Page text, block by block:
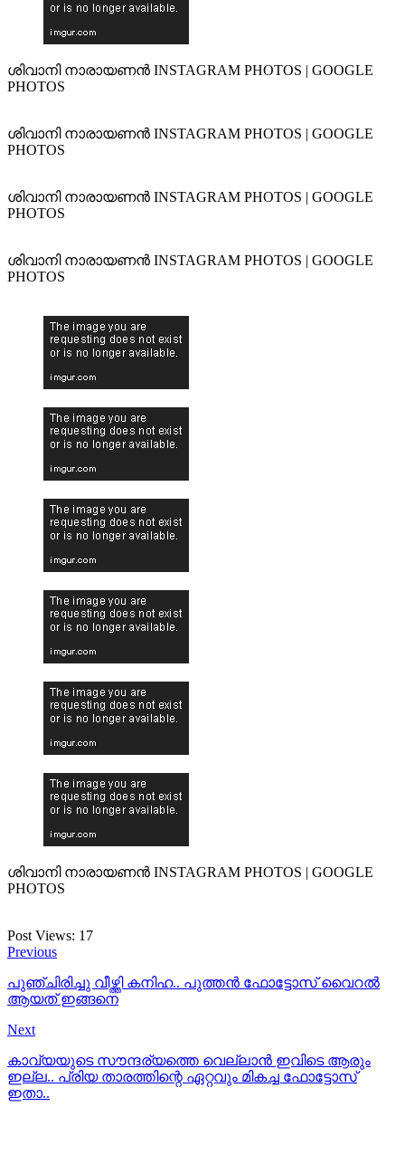
ശിവാനി നാരായണൻ INSTAGRAM PHOTOS | GOOGLE
PHOTOS
ശിവാനി നാരായണൻ INSTAGRAM PHOTOS | GOOGLE
PHOTOS
ശിവാനി നാരായണൻ INSTAGRAM PHOTOS | GOOGLE
PHOTOS
ശിവാനി നാരായണൻ INSTAGRAM PHOTOS | GOOGLE
PHOTOS
ശിവാനി നാരായണൻ INSTAGRAM PHOTOS | GOOGLE
PHOTOS
Post Views: 17
Previous
പുഞ്ചിരിച്ചു വീഴ്ത്തി കനിഹ.. പുത്തന്‍ ഫോട്ടോസ് വൈറല്‍
ആയത് ഇങ്ങനെ
Next
കാവ്യയുടെ സൗന്ദര്യത്തെ വെല്ലാന്‍ ഇവിടെ ആരും
ഇല്ല.. പ്രിയ താരത്തിന്റെ ഏറ്റവും മികച്ച ഫോട്ടോസ്
ഇതാ..